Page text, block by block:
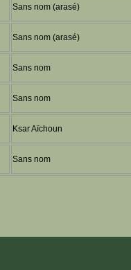
Sans nom (arasé)
Sans nom (arasé)
Sans nom
Sans nom
Ksar Aïchoun
Sans nom